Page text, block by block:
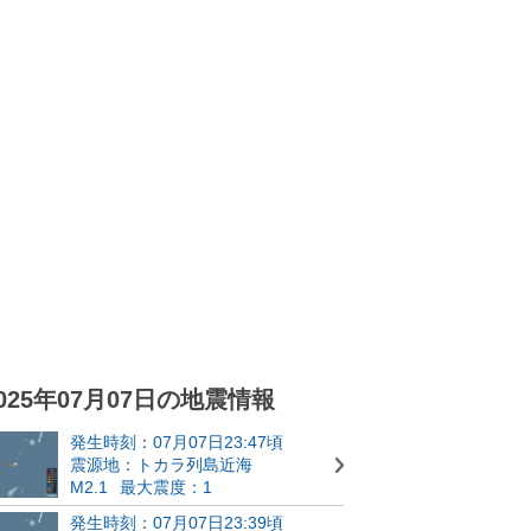
年07月07日の地震情報
発生時刻：07月07日23:47頃
震源地：トカラ列島近海
M2.1
最大震度：1
発生時刻：07月07日23:39頃